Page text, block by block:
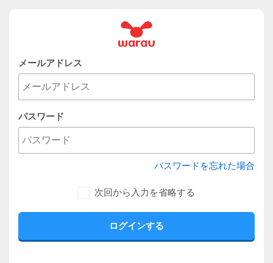
メールアドレス
パスワード
パスワードを忘れた場合
次回から入力を省略する